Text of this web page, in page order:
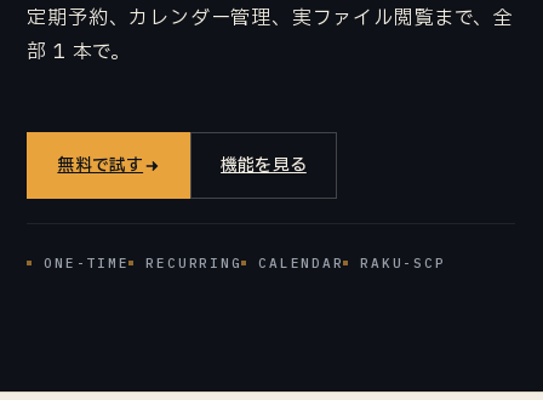
定期予約、カレンダー管理、実ファイル閲覧まで、全
部 1 本で。
無料で試す 機能を見る
ONE-TIME RECURRING CALENDAR RAKU-SCP